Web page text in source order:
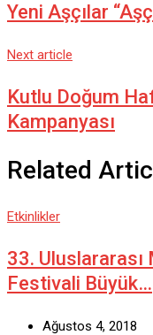
Yeni Aşçılar
Next article
Kutlu Doğum
Kampanyası
Related
Etkinlikler
33. Uluslararası
Festivali Büyük…
Ağustos 4, 2018